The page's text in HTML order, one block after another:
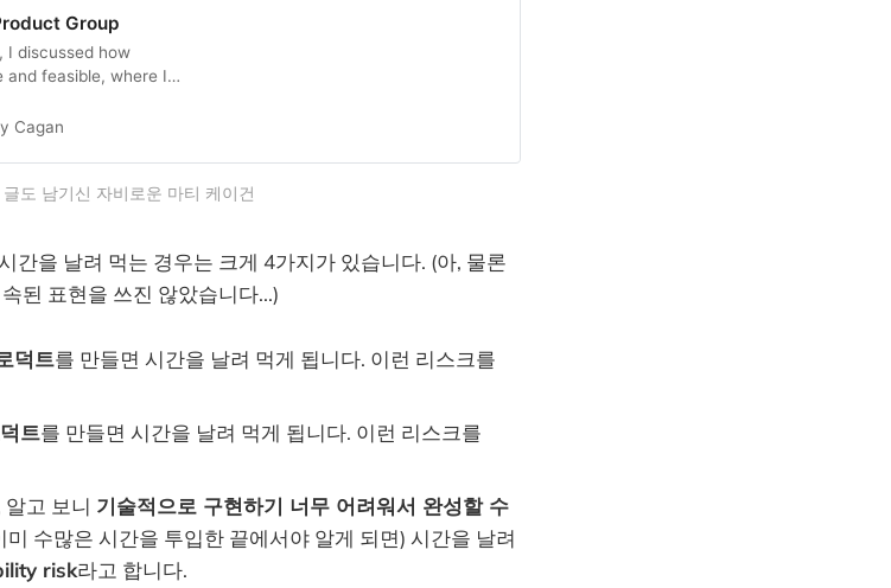
Group
I discussed how
and feasible, where I
over the years
Cagan
도 남기신 자비로운 마티 케이건
간을 날려 먹는 경우는 크게 4가지가 있습니다. (아, 물론
된 표현을 쓰진 않았습니다...)
덕트를 만들면 시간을 날려 먹게 됩니다. 이런 리스크를
트를 만들면 시간을 날려 먹게 됩니다. 이런 리스크를
고 보니 기술적으로 구현하기 너무 어려워서 완성할 수
수많은 시간을 투입한 끝에서야 알게 되면) 시간을 날려
risk라고 합니다.